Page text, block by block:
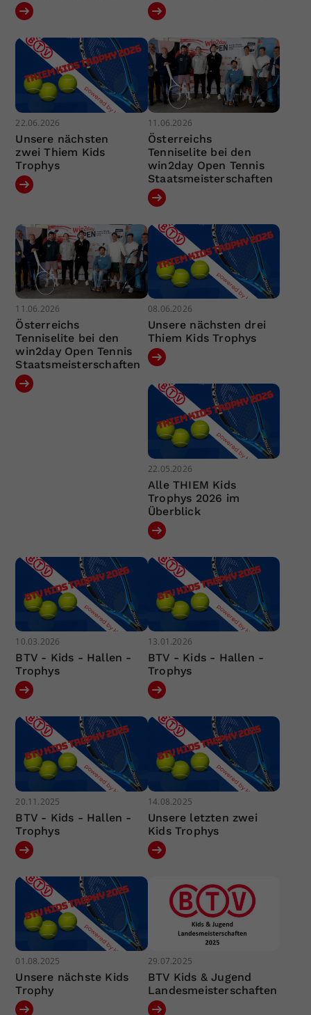
22.06.2026
Unsere nächsten
zwei Thiem Kids
Trophys
11.06.2026
Österreichs
Tenniselite bei den
win2day Open Tennis
Staatsmeisterschaften
11.06.2026
Österreichs
Tenniselite bei den
win2day Open Tennis
Staatsmeisterschaften
08.06.2026
Unsere nächsten drei
Thiem Kids Trophys
22.05.2026
Alle THIEM Kids
Trophys 2026 im
Überblick
10.03.2026
BTV - Kids - Hallen -
Trophys
13.01.2026
BTV - Kids - Hallen -
Trophys
20.11.2025
BTV - Kids - Hallen -
Trophys
14.08.2025
Unsere letzten zwei
Kids Trophys
01.08.2025
Unsere nächste Kids
Trophy
29.07.2025
BTV Kids & Jugend
Landesmeisterschaften